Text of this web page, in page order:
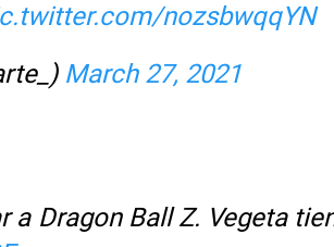
nozsbwqqYN
March 27, 2021
a Dragon Ball Z. Vegeta